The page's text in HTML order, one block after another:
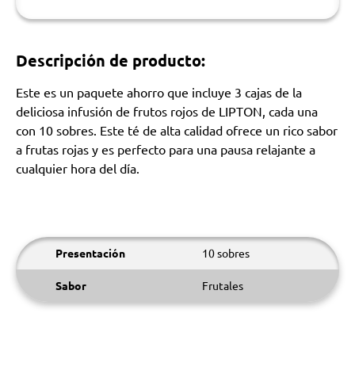
Descripción de producto:
Este es un paquete ahorro que incluye 3 cajas de la
deliciosa infusión de frutos rojos de LIPTON, cada una
con 10 sobres. Este té de alta calidad ofrece un rico sabor
a frutas rojas y es perfecto para una pausa relajante a
cualquier hora del día.
Presentación 10 sobres
Sabor Frutales